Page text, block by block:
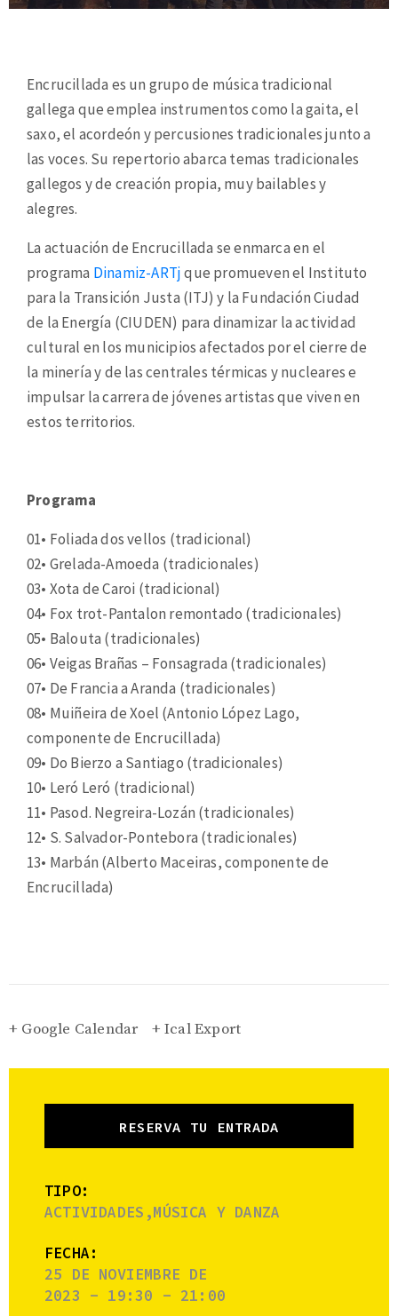
Encrucillada es un grupo de música tradicional
gallega que emplea instrumentos como la gaita, el
saxo, el acordeón y percusiones tradicionales junto a
las voces. Su repertorio abarca temas tradicionales
gallegos y de creación propia, muy bailables y
alegres.
La actuación de Encrucillada se enmarca en el
programa Dinamiz-ARTjque promueven el Instituto
para la Transición Justa (ITJ) y la Fundación Ciudad
de la Energía (CIUDEN) para dinamizar la actividad
cultural en los municipios afectados por el cierre de
la minería y de las centrales térmicas y nucleares e
impulsar la carrera de jóvenes artistas que viven en
estos territorios.
Programa
01• Foliada dos vellos (tradicional)
02• Grelada-Amoeda (tradicionales)
03• Xota de Caroi (tradicional)
04• Fox trot-Pantalon remontado (tradicionales)
05• Balouta (tradicionales)
06• Veigas Brañas – Fonsagrada (tradicionales)
07• De Francia a Aranda (tradicionales)
08• Muiñeira de Xoel (Antonio López Lago,
componente de Encrucillada)
09• Do Bierzo a Santiago (tradicionales)
10• Leró Leró (tradicional)
11• Pasod. Negreira-Lozán (tradicionales)
12• S. Salvador-Pontebora (tradicionales)
13• Marbán (Alberto Maceiras, componente de
Encrucillada)
+ Google Calendar + Ical Export
RESERVA TU ENTRADA
TIPO:
ACTIVIDADES,MÚSICA Y DANZA
FECHA:
25 DE NOVIEMBRE DE
2023 - 19:30 - 21:00